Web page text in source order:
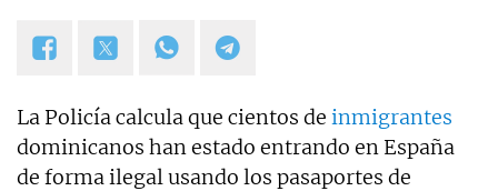
libros "Los reyes latinos", "Red de mentiras" y "Tras
el muro".
La Policía calcula que cientos de inmigrantes
dominicanos han estado entrando en España
de forma ilegal usando los pasaportes de